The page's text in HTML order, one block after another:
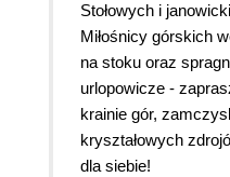
Stołowych i
Miłośnicy górskich
na stoku oraz
urlopowicze -
krainie gór,
kryształowych
dla siebie!